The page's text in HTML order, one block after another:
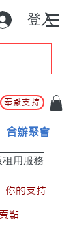
登入
奉獻支持
合辦聚會
用服務
你的支持
點